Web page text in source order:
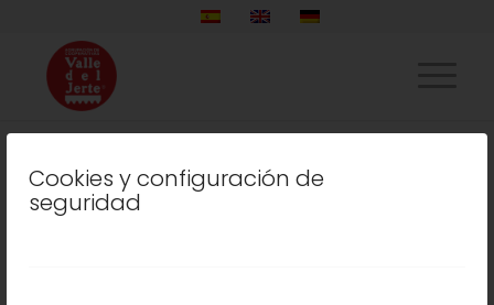
Cookies y configuración de
seguridad
Ordenar porPor defecto